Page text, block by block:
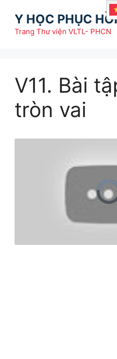
Y HỌC PHỤC HỒI
Trang Thư viện VLTL- PHCN
V11. Bài
tròn vai